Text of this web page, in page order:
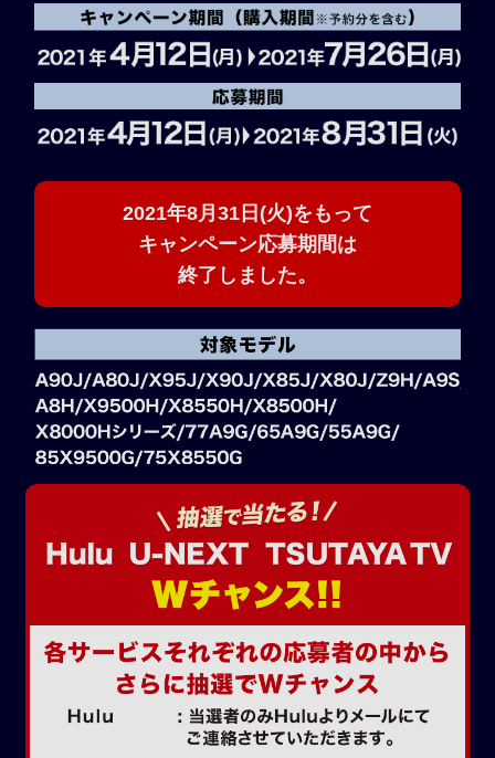
2021年8月31日(火)をもって
キャンペーン応募期間は
終了しました。